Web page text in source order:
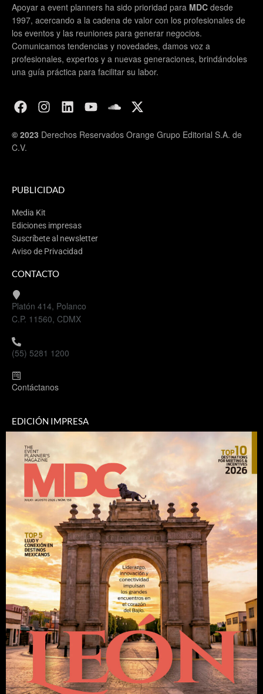
Apoyar a event planners ha sido prioridad para MDC desde
1997, acercando a la cadena de valor con los profesionales de
los eventos y las reuniones para generar negocios.
Comunicamos tendencias y novedades, damos voz a
profesionales, expertos y a nuevas generaciones, brindándoles
una guía práctica para facilitar su labor.
© 2023 Derechos Reservados Orange Grupo Editorial S.A. de
C.V.
PUBLICIDAD
Media Kit
Ediciones impresas
Suscríbete al newsletter
Aviso de Privacidad
CONTACTO
Platón 414, Polanco
C.P. 11560, CDMX
(55) 5281 1200
Contáctanos
EDICIÓN IMPRESA